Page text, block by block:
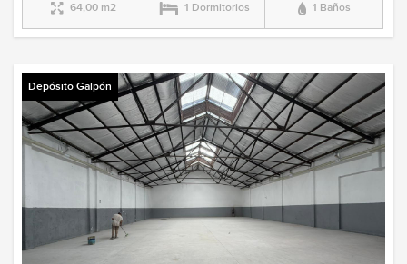
64,00 m2 1 Dormitorios 1 Baños
Depósito Galpón